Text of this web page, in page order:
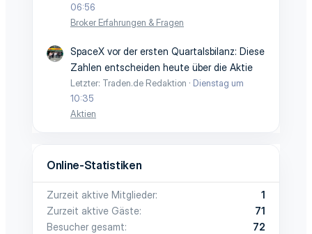
06:56
Broker Erfahrungen & Fragen
SpaceX vor der ersten Quartalsbilanz: Diese
Zahlen entscheiden heute über die Aktie
Letzter: Traden.de Redaktion
Dienstag um
10:35
Aktien
Online-Statistiken
Zurzeit aktive Mitglieder
1
Zurzeit aktive Gäste
71
Besucher gesamt
72